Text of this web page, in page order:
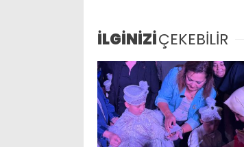
İLGİNİZİÇEKEBİLİR